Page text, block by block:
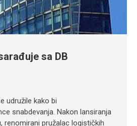
sa DB
udružile kako bi
snabdevanja. Nakon lansiranja
renomirani pružalac logističkih